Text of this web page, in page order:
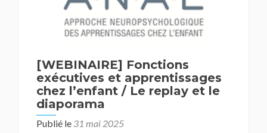
[WEBINAIRE] Fonctions
exécutives et apprentissages
chez l’enfant / Le replay et le
diaporama
Publié le 31 mai 2025